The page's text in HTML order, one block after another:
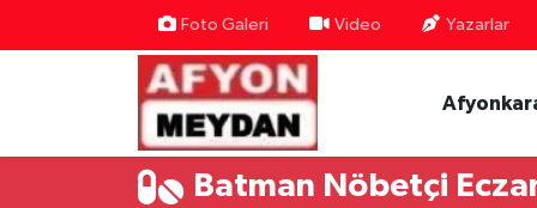
Foto Galeri Video Yazarlar
Batman Nöbetçi
Nöbetçi Eczaneler
Hava Durumu